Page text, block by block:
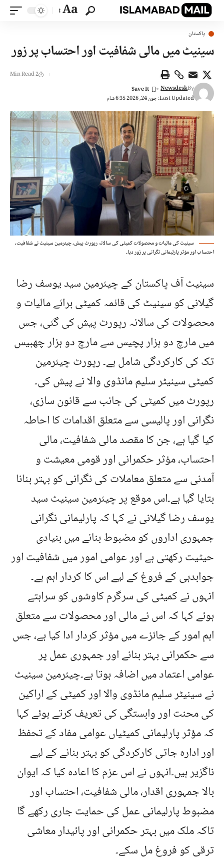
Aa
پاکستان
سینیٹ میں مالی شفافیت اور احتساب پر زور
Last Updated: جون 24, 2026 6:35 شام
By
Newsdesk
2 Min Read
سینیٹ کی مالیات و محصولات کمیٹی کی سالانہ رپورٹ پیش، چیئرمین سینیٹ نے شفافیت،
احتساب اور مؤثر پارلیمانی نگرانی پر زور دیا۔
سینیٹ آف پاکستان کے چیئرمین سید یوسف رضا
گیلانی کو سینیٹ کی قائمہ کمیٹی برائے مالیات و
محصولات کی سالانہ رپورٹ پیش کی گئی، جس
میں مارچ دو ہزار پچیس سے مارچ دو ہزار چھبیس
تک کی کارکردگی شامل ہے۔ رپورٹ چیئرمین
کمیٹی سینیٹر سلیم مانڈوی والا نے پیش کی۔
رپورٹ میں کمیٹی کی جانب سے قانون سازی،
نگرانی اور پالیسی سے متعلق اقدامات کا احاطہ
کیا گیا ہے، جن کا مقصد مالی شفافیت، مالی
احتساب، مؤثر حکمرانی اور قومی معیشت و
آمدنی سے متعلق معاملات کی نگرانی کو بہتر بنانا
بتایا گیا ہے۔اس موقع پر چیئرمین سینیٹ سید
یوسف رضا گیلانی نے کہا کہ پارلیمانی نگرانی
جمہوری اداروں کو مضبوط بنانے میں بنیادی
حیثیت رکھتی ہے اور عوامی امور میں شفافیت اور
جوابدہی کے فروغ کے لیے اس کا کردار اہم ہے۔
انہوں نے کمیٹی کی سرگرم کاوشوں کو سراہتے
ہوئے کہا کہ اس نے مالی اور محصولات سے متعلق
اہم امور کے جائزے میں مؤثر کردار ادا کیا ہے، جس
سے حکمرانی بہتر بنانے اور جمہوری عمل پر
عوامی اعتماد میں اضافہ ہوتا ہے۔چیئرمین سینیٹ
نے سینیٹر سلیم مانڈوی والا اور کمیٹی کے اراکین
کی محنت اور وابستگی کی تعریف کرتے ہوئے کہا
کہ مؤثر پارلیمانی کمیٹیاں عوامی مفاد کے تحفظ
اور ادارہ جاتی کارکردگی کو بہتر بنانے کے لیے
ناگزیر ہیں۔انہوں نے اس عزم کا اعادہ کیا کہ ایوان
بالا جمہوری اقدار، مالی شفافیت، احتساب اور
مضبوط پارلیمانی عمل کی حمایت جاری رکھے گا
تاکہ ملک میں بہتر حکمرانی اور پائیدار معاشی
ترقی کو فروغ مل سکے۔